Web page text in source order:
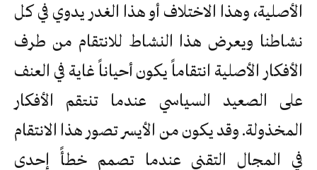
الأصلية، وهذا الاختلاف أو هذا الغدر يدوي في كل
نشاطنا ويعرض هذا النشاط للانتقام من طرف
الأفكار الأصلية انتقاماً يكون أحياناً غاية في العنف
على الصعيد السياسي عندما تنتقم الأفكار
المخذولة. وقد يكون من الأيسر تصور هذا الانتقام
في المجال التقني عندما تصمم خطأً إحدى